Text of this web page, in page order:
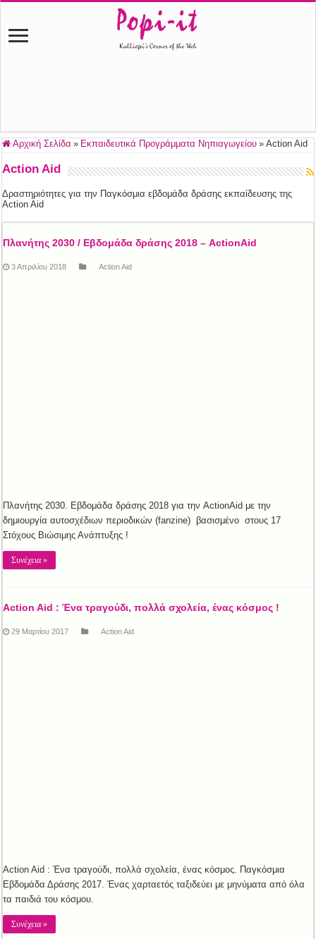
Αρχική Σελίδα » Εκπαιδευτικά Προγράμματα Νηπιαγωγείου » Action Aid
Action Aid
Δραστηριότητες για την Παγκόσμια εβδομάδα δράσης εκπαίδευσης της
Action Aid
Πλανήτης 2030 / Εβδομάδα δράσης 2018 – ActionAid
3 Απριλίου 2018 Action Aid
Πλανήτης 2030. Εβδομάδα δράσης 2018 για την ActionAid με την
δημιουργία αυτοσχέδιων περιοδικών (fanzine) βασισμένο στους 17
Στόχους Βιώσιμης Ανάπτυξης !
Συνέχεια »
Action Aid : Ένα τραγούδι, πολλά σχολεία, ένας κόσμος !
29 Μαρτίου 2017 Action Aid
Action Aid : Ένα τραγούδι, πολλά σχολεία, ένας κόσμος. Παγκόσμια
Εβδομάδα Δράσης 2017. Ένας χαρταετός ταξιδεύει με μηνύματα από όλα
τα παιδιά του κόσμου.
Συνέχεια »